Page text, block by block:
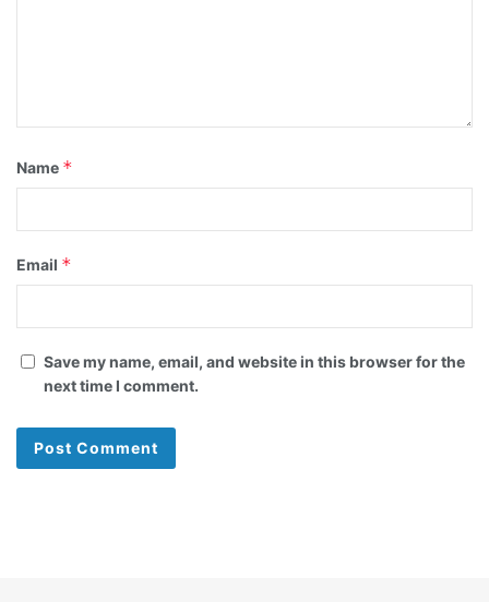
Name *
Email *
Save my name, email, and website in this browser for the
next time I comment.